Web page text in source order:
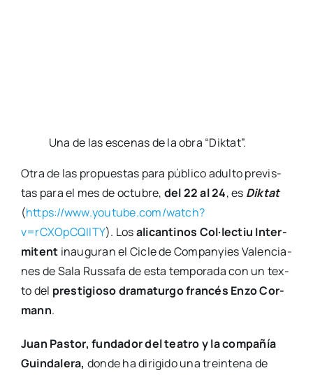
nes de Sala Rus­sa­fa de esta tem­po­ra­da con un tex­
to delpres­ti­gio­so dra­ma­tur­go fran­cés Enzo Cor­
mann
Juan Pas­tor, fun­da­dor del tea­tro y la com­pa­ñía
Guin­da­le­ra,don­de ha diri­gi­do una trein­te­na de
mon­ta­jes,se pone a los man­dos de este mon­ta­je
pro­ta­go­ni­za­do por Toni Misó y Mor­gan Blas­co,
dos nom­bres con­so­li­da­dos de la inter­pre­ta­ción
valen­cia­na. Repre­sen­tan a
se reen­cuen­tran en extra­ñas cir­cuns­tan­cias:
des­pués de des­apa­re­cer duran­te 25 años al huir